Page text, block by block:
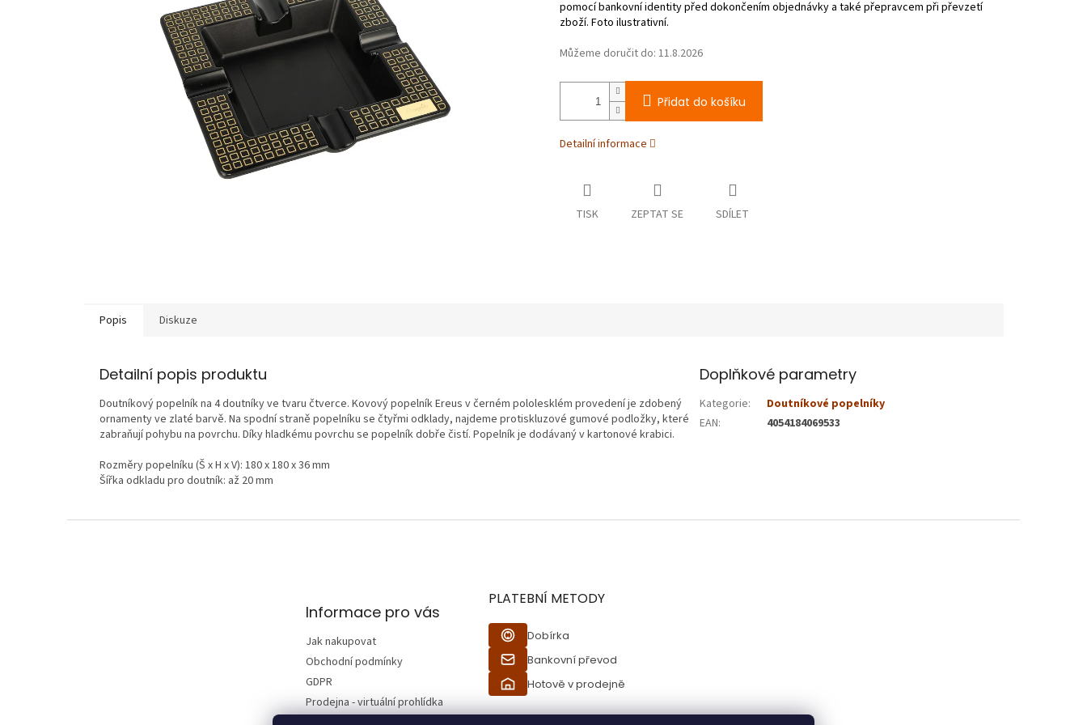
Můžeme doručit do: 11.8.2026
Přidat do košíku
Detailní informace
TISK ZEPTAT SE SDÍLET
Popis Diskuze
Detailní popis produktu
Doutníkový popelník na 4 doutníky ve tvaru čtverce. Kovový popelník Ereus v černém pololesklém provedení je zdobený
ornamenty ve zlaté barvě. Na spodní straně popelníku se čtyřmi odklady, najdeme protiskluzové gumové podložky, které
zabraňují pohybu na povrchu. Díky hladkému povrchu se popelník dobře čistí. Popelník je dodávaný v kartonové krabici.
Rozměry popelníku (Š x H x V): 180 x 180 x 36 mm
Šířka odkladu pro doutník: až 20 mm
Doplňkové parametry
Kategorie:
Doutníkové popelníky
EAN: 4054184069533
Informace pro vás
Jak nakupovat
Obchodní podmínky
GDPR
Prodejna - virtuální prohlídka
PLATEBNÍ METODY
Dobírka
Bankovní převod
Hotově v prodejně